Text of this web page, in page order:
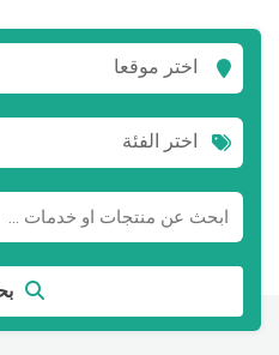
اختر موقعا
اختر الفئة